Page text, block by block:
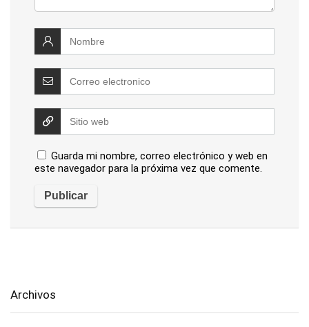
Guarda mi nombre, correo electrónico y web en
este navegador para la próxima vez que comente.
Archivos